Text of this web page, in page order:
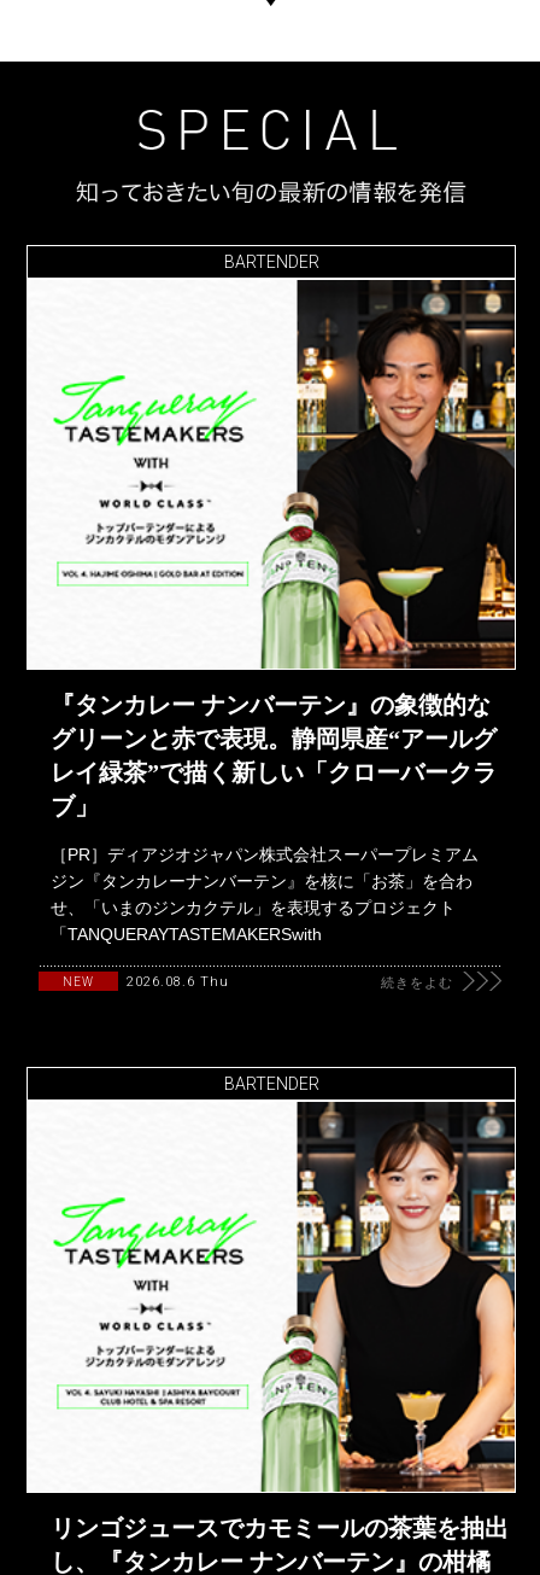
BARTENDER
『タンカレー ナンバーテン』の象徴的な
グリーンと赤で表現。静岡県産“アールグ
レイ緑茶”で描く新しい「クローバークラ
ブ」
［PR］ディアジオジャパン株式会社スーパープレミアム
ジン『タンカレーナンバーテン』を核に「お茶」を合わ
せ、「いまのジンカクテル」を表現するプロジェクト
「TANQUERAYTASTEMAKERSwith
NEW 2026.08.6 Thu 続きをよむ
BARTENDER
リンゴジュースでカモミールの茶葉を抽出
し、『タンカレー ナンバーテン』の柑橘